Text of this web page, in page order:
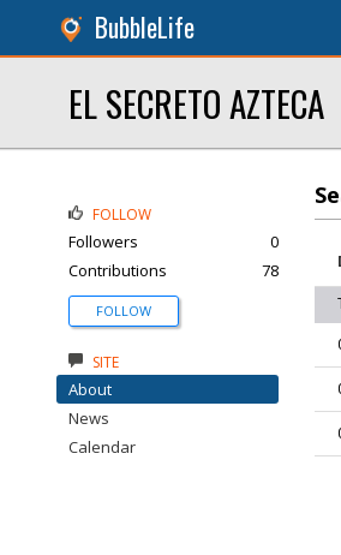
BubbleLife
EL SECRETO AZTECA
FOLLOW
Followers
0
Contributions
78
FOLLOW
SITE
About
News
Calendar